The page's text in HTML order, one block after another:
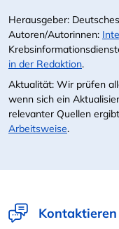
Herausgeber:
Autoren/Autorinnen:
in der Redaktion.
Aktualität: Wir prüfen
wenn sich ein
relevanter Quellen
Arbeitsweise.